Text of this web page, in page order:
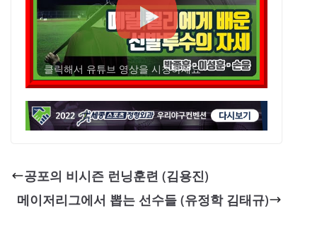
클릭해서 유튜브 영상을 시청하세요
공포의 비시즌 런닝훈련 (김용진)
메이저리그에서 뽑는 선수들 (유정학 김태규)